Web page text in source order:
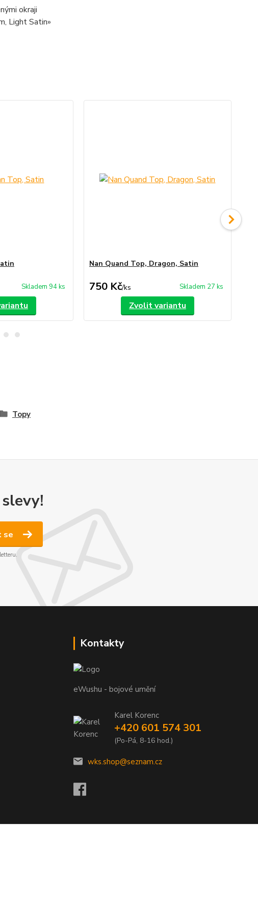
okraji
Light Satin»
Skladem 94 ks
Nan Quand Top, Dragon, Satin
750 Kč/ks Skladem 27 ks
Zvolit variantu
Topy
se
Kontakty
eWushu - bojové umění
Karel Korenc
+420 601 574 301
(Po-Pá, 8-16 hod.)
wks.shop@seznam.cz